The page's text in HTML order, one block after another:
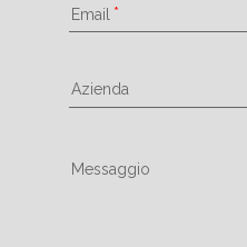
Email
Azienda
Messaggio